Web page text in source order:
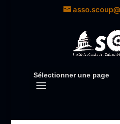
Sélectionner une page